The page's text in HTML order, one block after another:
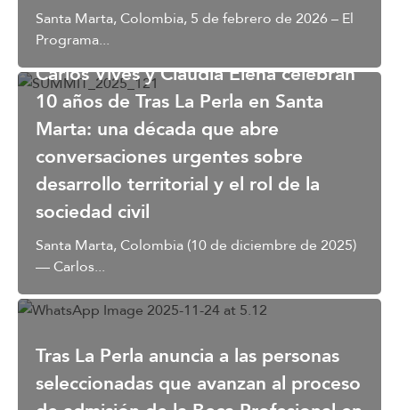
Santa Marta, Colombia, 5 de febrero de 2026 – El
Programa...
Carlos Vives y Claudia Elena celebran
10 años de Tras La Perla en Santa
Marta: una década que abre
conversaciones urgentes sobre
desarrollo territorial y el rol de la
sociedad civil
Santa Marta, Colombia (10 de diciembre de 2025)
— Carlos...
Tras La Perla anuncia a las personas
seleccionadas que avanzan al proceso